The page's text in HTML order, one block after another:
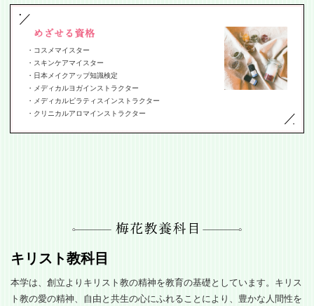
コスメマイスター
スキンケアマイスター
日本メイクアップ知識検定
メディカルヨガインストラクター
メディカルピラティスインストラクター
クリニカルアロマインストラクター
キリスト教科目
本学は、創立よりキリスト教の精神を教育の基礎としています。キリス
ト教の愛の精神、自由と共生の心にふれることにより、豊かな人間性を